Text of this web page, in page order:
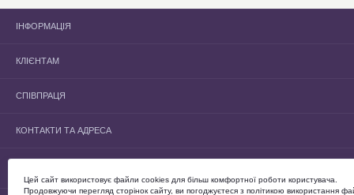
ІНФОРМАЦІЯ
Каталог
Статті
Новинки
КЛІЄНТАМ
Публічний договір (оферта)
Оплата і доставка
Угода користувача
СПІВПРАЦЯ
Співробітництво
КОНТАКТИ ТА АДРЕСА
Цей сайт використовує файли cookies для більш комфортної роботи користувача.
Продовжуючи перегляд сторінок сайту, ви погоджуєтеся з політикою використання